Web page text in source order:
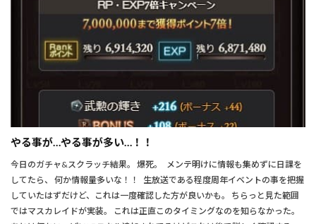
やる事が…やる事が多い…！！
今日のガチャ&スクラッチ結果。 爆死。 メンテ明けに情報も集めずに日課を
してたら、 何か情報量多いな！！ 生放送である程度周年イベントの事を把握
していたはずだけど、これは一度確認した方が良いかも。 ちらっと見た範囲
ではマスカレイドが実装。 これは正直このタイミングなのを知らなかった。